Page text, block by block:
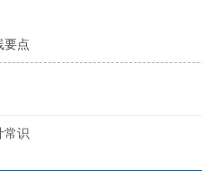
要点
常识